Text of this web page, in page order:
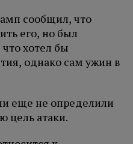
сообщил, что
его, но был
хотел бы
однако сам ужин в
еще не определили
цель атаки.